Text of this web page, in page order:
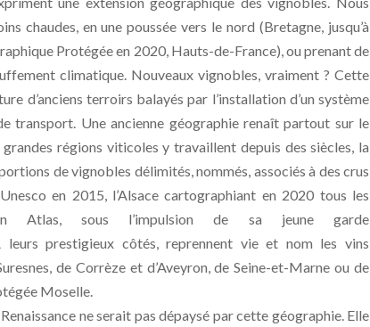
chaudes, en une poussée vers le nord (Bretagne, jusqu’à
Protégée en 2020, Hauts-de-France), ou prenant de
climatique. Nouveaux vignobles, vraiment ? Cette
d’anciens terroirs balayés par l’installation d’un système
transport. Une ancienne géographie renaît partout sur le
régions viticoles y travaillent depuis des siècles, la
de vignobles délimités, nommés, associés à des crus
en 2015, l’Alsace cartographiant en 2020 tous les
sous l’impulsion de sa jeune garde
leurs prestigieux côtés, reprennent vie et nom les vins
de Corrèze et d’Aveyron, de Seine-et-Marne ou de
Moselle.
ne serait pas dépaysé par cette géographie. Elle